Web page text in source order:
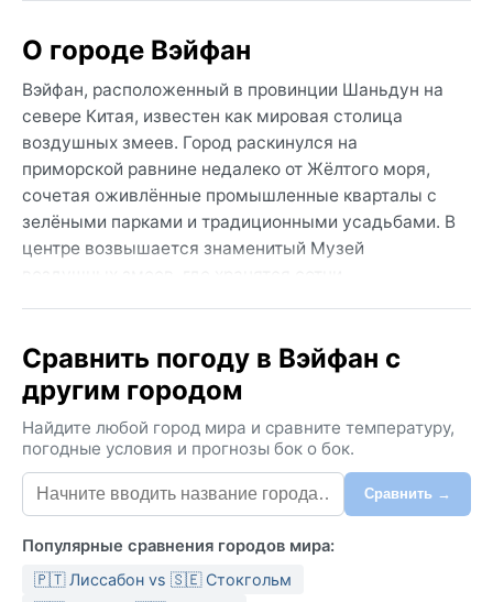
О городе Вэйфан
Вэйфан, расположенный в провинции Шаньдун на
севере Китая, известен как мировая столица
воздушных змеев. Город раскинулся на
приморской равнине недалеко от Жёлтого моря,
сочетая оживлённые промышленные кварталы с
зелёными парками и традиционными усадьбами. В
центре возвышается знаменитый Музей
расцветает яркими красками. Архитектура хранит
дух древнего Китая, но сам город дышит
современным ритмом.
Климат Вэйфана относится к типу Dwa — влажный
континентальный с сухой холодной зимой и
жарким влажным летом. Зимой температура часто
опускается ниже нуля, снег бывает редко и быстро
тает, а воздух остаётся сухим. Лето наступает
резко: столбик термометра нередко поднимается к
Сравнить погоду в Вэйфан с
другим городом
Найдите любой город мира и сравните температуру,
погодные условия и прогнозы бок о бок.
Сравнить →
Популярные сравнения городов мира:
🇵🇹 Лиссабон vs 🇸🇪 Стокгольм